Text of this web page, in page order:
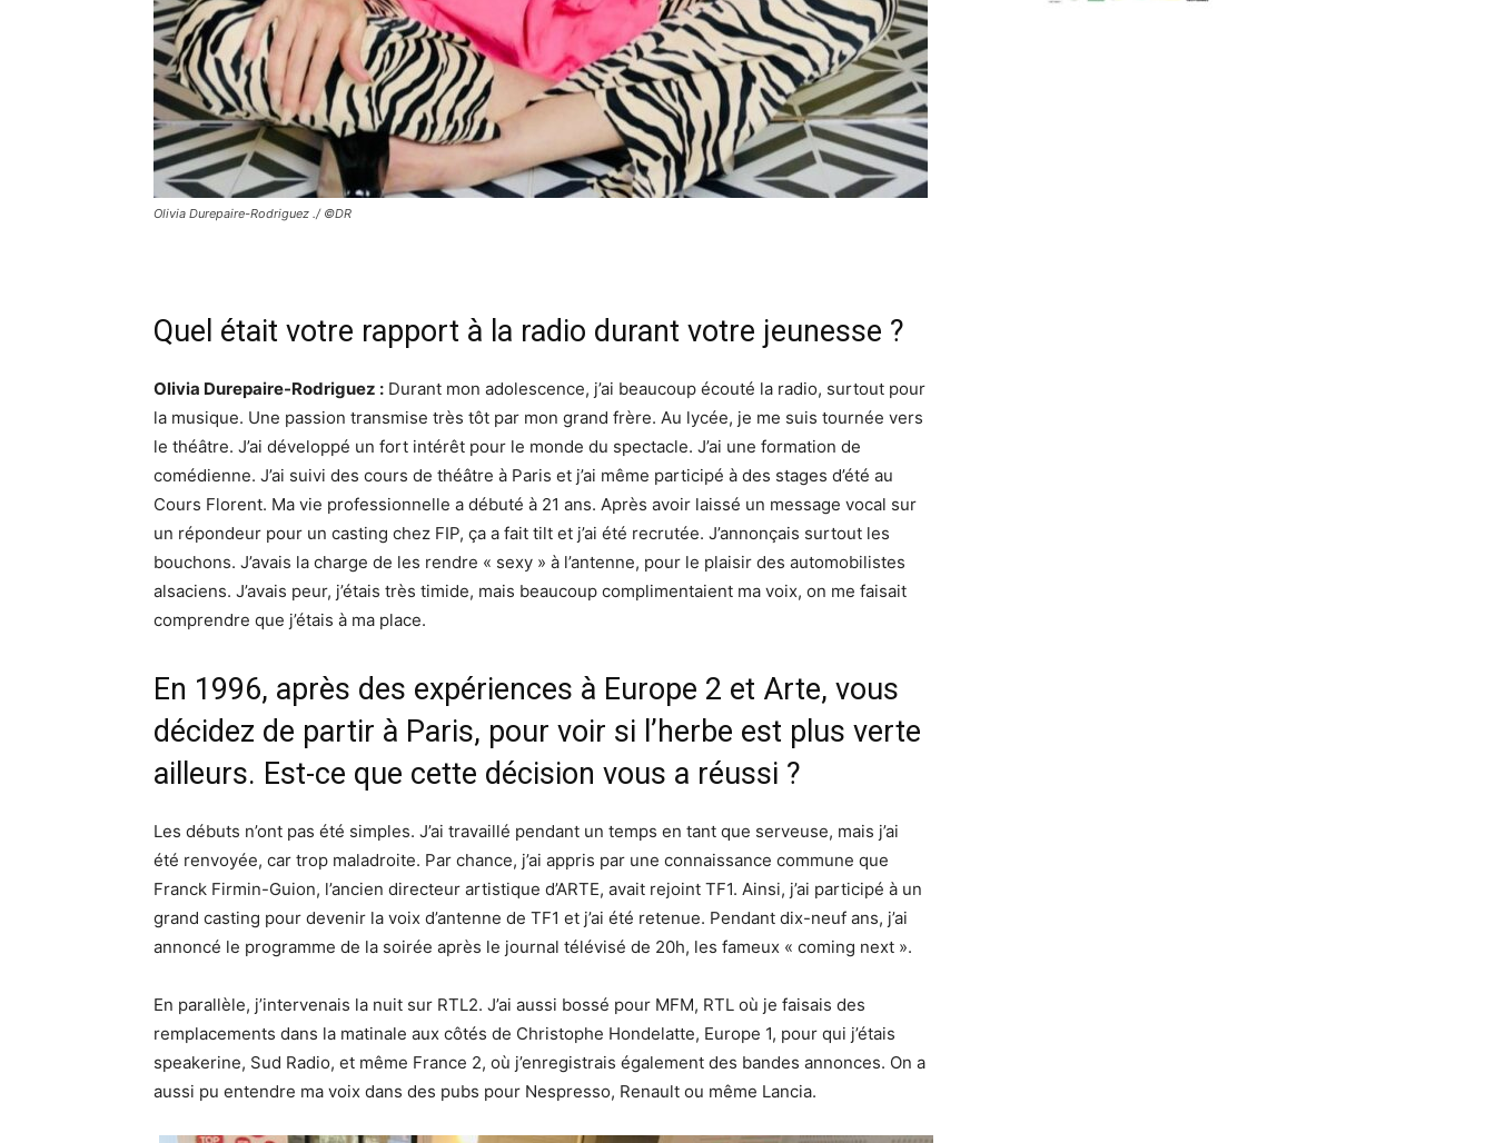
Olivia Durepaire-Rodriguez ./ ©DR
Quel était votre rapport à la radio durant votre jeunesse ?
Olivia Durepaire-Rodriguez : Durant mon adolescence, j’ai beaucoup écouté la radio, surtout pour
la musique. Une passion transmise très tôt par mon grand frère. Au lycée, je me suis tournée vers
le théâtre. J’ai développé un fort intérêt pour le monde du spectacle. J’ai une formation de
comédienne. J’ai suivi des cours de théâtre à Paris et j’ai même participé à des stages d’été au
Cours Florent. Ma vie professionnelle a débuté à 21 ans. Après avoir laissé un message vocal sur
un répondeur pour un casting chez FIP, ça a fait tilt et j’ai été recrutée. J’annonçais surtout les
bouchons. J’avais la charge de les rendre « sexy » à l’antenne, pour le plaisir des automobilistes
alsaciens. J’avais peur, j’étais très timide, mais beaucoup complimentaient ma voix, on me faisait
comprendre que j’étais à ma place.
En 1996, après des expériences à Europe 2 et Arte, vous
décidez de partir à Paris, pour voir si l’herbe est plus verte
ailleurs. Est-ce que cette décision vous a réussi ?
Les débuts n’ont pas été simples. J’ai travaillé pendant un temps en tant que serveuse, mais j’ai
été renvoyée, car trop maladroite. Par chance, j’ai appris par une connaissance commune que
Franck Firmin-Guion, l’ancien directeur artistique d’ARTE, avait rejoint TF1. Ainsi, j’ai participé à un
grand casting pour devenir la voix d’antenne de TF1 et j’ai été retenue. Pendant dix-neuf ans, j’ai
annoncé le programme de la soirée après le journal télévisé de 20h, les fameux « coming next ».
En parallèle, j’intervenais la nuit sur RTL2. J’ai aussi bossé pour MFM, RTL où je faisais des
remplacements dans la matinale aux côtés de Christophe Hondelatte, Europe 1, pour qui j’étais
speakerine, Sud Radio, et même France 2, où j’enregistrais également des bandes annonces. On a
aussi pu entendre ma voix dans des pubs pour Nespresso, Renault ou même Lancia.